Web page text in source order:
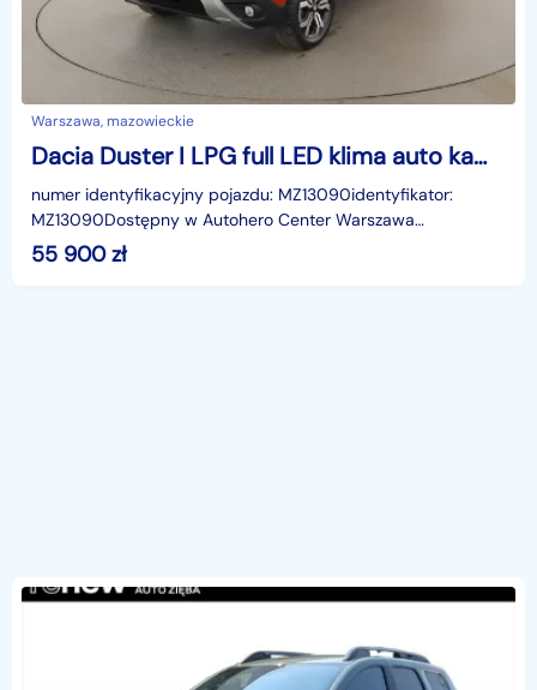
Warszawa, mazowieckie
Dacia Duster I LPG full LED klima auto kamera i czujniki parkowania grzane fotele
numer identyfikacyjny pojazdu: MZ13090identyfikator:
MZ13090Dostępny w Autohero Center Warszawa
MłocinyUWAGA!Jako jedyni w Polsce oferujemy możliwość
oględzin n
55 900zł